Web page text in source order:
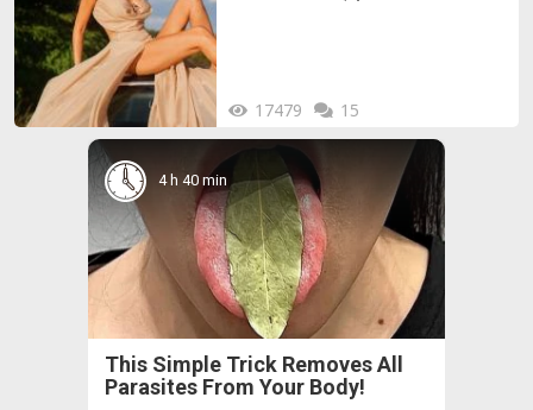
17479 15
4 h 40 min
This Simple Trick Removes All
Parasites From Your Body!